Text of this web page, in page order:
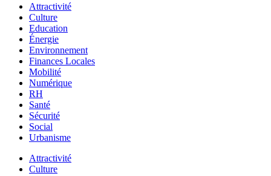
Attractivité
Culture
Education
Énergie
Environnement
Finances Locales
Mobilité
Numérique
RH
Santé
Sécurité
Social
Urbanisme
Attractivité
Culture